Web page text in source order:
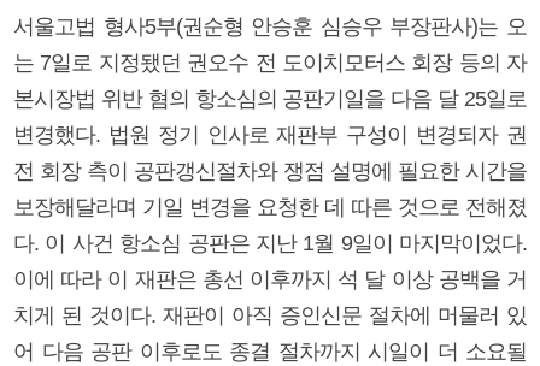
서울고법 형사5부(권순형 안승훈 심승우 부장판사)는 오
는 7일로 지정됐던 권오수 전 도이치모터스 회장 등의 자
본시장법 위반 혐의 항소심의 공판기일을 다음 달 25일로
변경했다. 법원 정기 인사로 재판부 구성이 변경되자 권
전 회장 측이 공판갱신절차와 쟁점 설명에 필요한 시간을
보장해달라며 기일 변경을 요청한 데 따른 것으로 전해졌
다. 이 사건 항소심 공판은 지난 1월 9일이 마지막이었다.
이에 따라 이 재판은 총선 이후까지 석 달 이상 공백을 거
치게 된 것이다. 재판이 아직 증인신문 절차에 머물러 있
어 다음 공판 이후로도 종결 절차까지 시일이 더 소요될